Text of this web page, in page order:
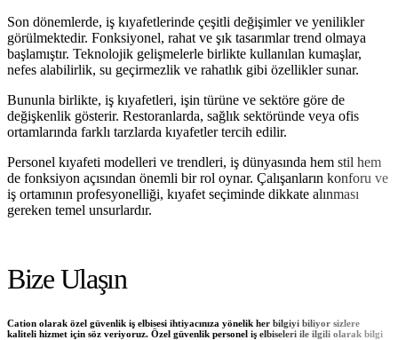
Son dönemlerde, iş kıyafetlerinde çeşitli değişimler ve yenilikler
görülmektedir. Fonksiyonel, rahat ve şık tasarımlar trend olmaya
başlamıştır. Teknolojik gelişmelerle birlikte kullanılan kumaşlar,
nefes alabilirlik, su geçirmezlik ve rahatlık gibi özellikler sunar.
Bununla birlikte, iş kıyafetleri, işin türüne ve sektöre göre de
değişkenlik gösterir. Restoranlarda, sağlık sektöründe veya ofis
ortamlarında farklı tarzlarda kıyafetler tercih edilir.
Personel kıyafeti modelleri ve trendleri, iş dünyasında hem stil hem
de fonksiyon açısından önemli bir rol oynar. Çalışanların konforu ve
iş ortamının profesyonelliği, kıyafet seçiminde dikkate alınması
gereken temel unsurlardır.
Bize Ulaşın
Cation olarak özel güvenlik iş elbisesi ihtiyacınıza yönelik her bilgiyi biliyor sizlere
kaliteli hizmet için söz veriyoruz. Özel güvenlik personel iş elbiseleri ile ilgili olarak bilgi